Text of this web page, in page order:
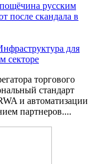
русским
после скандала в
для
секторе
торгового
стандарт
и автоматизации
партнеров....